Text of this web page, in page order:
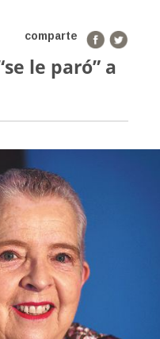
comparte
le paró” a